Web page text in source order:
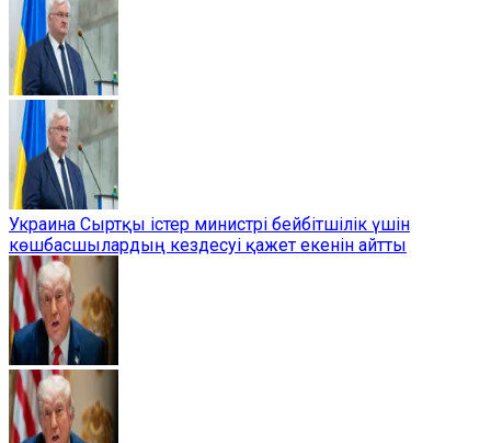
Украина Сыртқы істер министрі бейбітшілік үшін
көшбасшылардың кездесуі қажет екенін айтты